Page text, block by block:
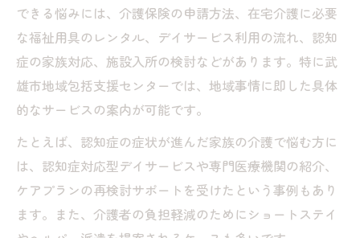
できる悩みには、介護保険の申請方法、在宅介護に必要
な福祉用具のレンタル、デイサービス利用の流れ、認知
症の家族対応、施設入所の検討などがあります。特に武
雄市地域包括支援センターでは、地域事情に即した具体
的なサービスの案内が可能です。
たとえば、認知症の症状が進んだ家族の介護で悩む方に
は、認知症対応型デイサービスや専門医療機関の紹介、
ケアプランの再検討サポートを受けたという事例もあり
ます。また、介護者の負担軽減のためにショートステイ